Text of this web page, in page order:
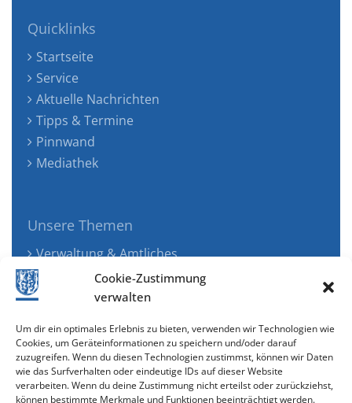
Cookie-Zustimmung
verwalten
Um dir ein optimales Erlebnis zu bieten, verwenden wir Technologien wie
Cookies, um Geräteinformationen zu speichern und/oder darauf
zuzugreifen. Wenn du diesen Technologien zustimmst, können wir Daten
wie das Surfverhalten oder eindeutige IDs auf dieser Website
verarbeiten. Wenn du deine Zustimmung nicht erteilst oder zurückziehst,
können bestimmte Merkmale und Funktionen beeinträchtigt werden.
Quicklinks
Startseite
Service
Aktuelle Nachrichten
Tipps & Termine
Pinnwand
Mediathek
Unsere Themen
Verwaltung & Amtliches
Jugend, Familie & Gesundheit
Tourismus, Freizeit & Ökologie
Wirtschaft & Verkehr
Senioren & Inklusion